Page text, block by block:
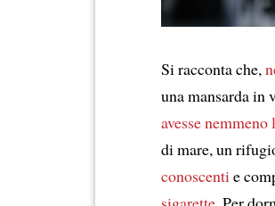
Si racconta che,
una mansarda in
avesse nemmeno
di mare, un
conoscenti e